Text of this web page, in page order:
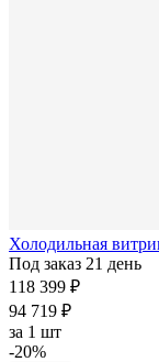
Холодильная
Под заказ 21 день
118 399 ₽
94 719 ₽
за 1 шт
-20%